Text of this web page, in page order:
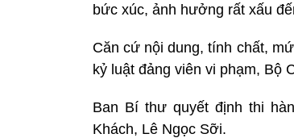
bức xúc, ảnh hưởng rất xấu
Căn cứ nội dung, tính chất,
kỷ luật đảng viên vi phạm, Bộ
Ban Bí thư quyết định thi
Khách, Lê Ngọc Sỡi.